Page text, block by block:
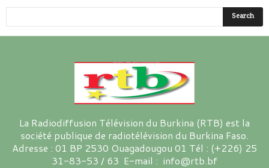
La Radiodiffusion Télévision du Burkina (RTB) est la
société publique de radiotélévision du Burkina Faso.
Adresse : 01 BP 2530 Ouagadougou 01 Tél : (+226) 25
31-83-53 / 63 E-mail : info@rtb.bf